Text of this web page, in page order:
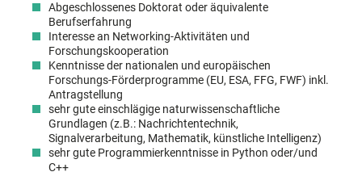
Abgeschlossenes Doktorat oder äquivalente
Berufserfahrung
Interesse an Networking-Aktivitäten und
Forschungskooperation
Kenntnisse der nationalen und europäischen
Forschungs-Förderprogramme (EU, ESA, FFG, FWF) inkl.
Antragstellung
sehr gute einschlägige naturwissenschaftliche
Grundlagen (z.B.: Nachrichtentechnik,
Signalverarbeitung, Mathematik, künstliche Intelligenz)
sehr gute Programmierkenntnisse in Python oder/und
C++